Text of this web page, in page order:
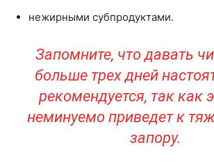
нежирными субпродуктами.
Запомните, что давать
больше трех дней
рекомендуется, так как
неминуемо приведет к
запору.